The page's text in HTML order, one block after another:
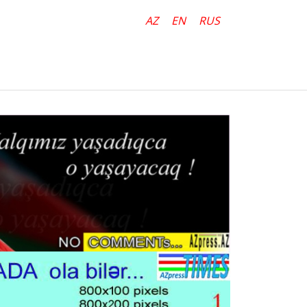
AZ EN RUS